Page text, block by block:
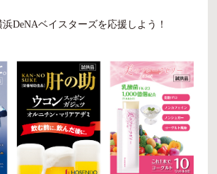
DeNAベイスターズを応援しよう！